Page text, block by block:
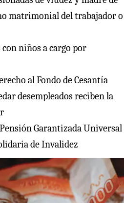
matrimonial del trabajador o
niños a cargo por
al Fondo de Cesantía
desempleados reciben la
Garantizada Universal
de Invalidez